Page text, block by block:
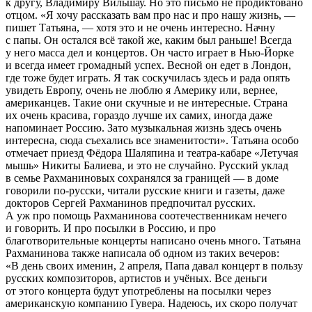
отцом. «Я хочу рассказать вам про нас и про нашу жизнь, —
пишет Татьяна, — хотя это и не очень интересно. Начну
с папы. Он остался всё такой же, каким был раньше! Всегда
у него масса дел и концертов. Он часто играет в Нью-Йорке
и всегда имеет громадный успех. Весной он едет в Лондон,
где тоже будет играть. Я так соскучилась здесь и рада опять
увидеть Европу, очень не люблю я Америку или, вернее,
американцев. Такие они скучные и не интересные. Страна
их очень красива, гораздо лучше их самих, иногда даже
напоминает Россию. Зато музыкальная жизнь здесь очень
интересна, сюда съехались все знаменитости». Татьяна особо
отмечает приезд Фёдора Шаляпина и театра-кабаре «Летучая
мышь» Никиты Балиева, и это не случайно. Русский уклад
в семье Рахманиновых сохранялся за границей — в доме
говорили по-русски, читали русские книги и газеты, даже
докторов Сергей Рахманинов предпочитал русских.
А уж про помощь Рахманинова соотечественникам нечего
и говорить. И про посылки в Россию, и про
благотворительные концерты написано очень много. Татьяна
Рахманинова также написала об одном из таких вечеров:
«В день своих именин, 2 апреля, Папа давал концерт в пользу
русских композиторов, артистов и учёных. Все деньги
от этого концерта будут употреблены на посылки через
американскую компанию Гувера. Надеюсь, их скоро получат